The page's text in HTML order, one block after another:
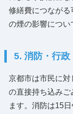
修繕費につなが
の煙の影響につい
5. 消防・行
京都市は市民に
の直接持ち込みご
ます。消防は15